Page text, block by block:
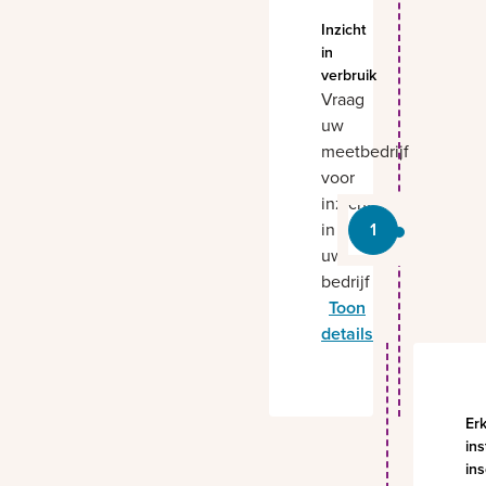
1
Inzicht
in
verbruik
Vraag
uw
meetbedrijf
voor
inzicht
in
uw
bedrijf
Toon
details
Vraag uw